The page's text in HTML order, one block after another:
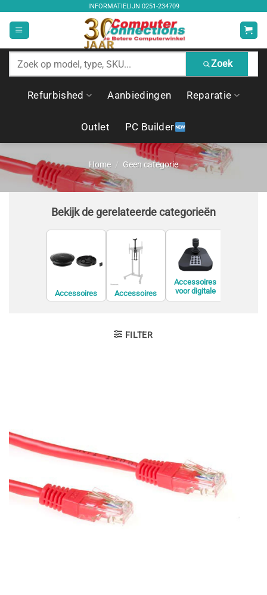
inhoud
INFORMATIELIJN 0251-234709
Zoek
producten
Zoek
Refurbished Aanbiedingen Reparatie
Outlet PC Builder
Home / Geen categorie
Bekijk de gerelateerde categorieën
Accessoires
voor
Accessoires
voor de
rmen
Accessoires
voor digitale
videorecorders
FILTER